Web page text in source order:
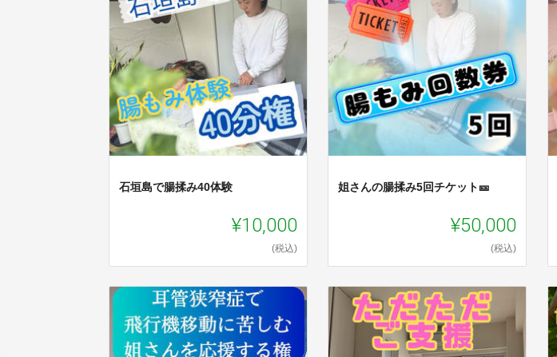
石垣島で腸揉み40体験
¥10,000
(税込)
姐さんの腸揉み5回チケット🎫
¥50,000
(税込)